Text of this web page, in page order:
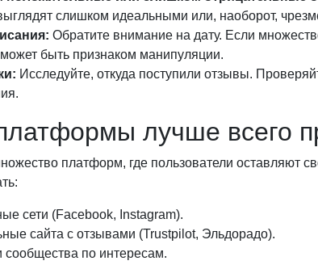
слишком идеальными или, наоборот,
Обратите внимание на дату. Если
может быть признаком манипуляции.
Исследуйте, откуда поступили отзывы.
лучше всего
платформ, где пользователи оставляют
сети (Facebook, Instagram).
сайта с отзывами (Trustpilot, Эльдорадо).
по интересам.